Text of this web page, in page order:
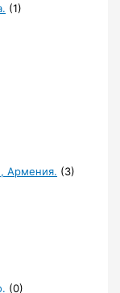
(1)
Армения. (3)
(0)